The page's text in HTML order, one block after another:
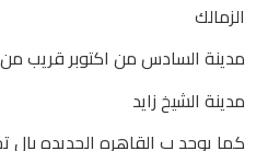
الزمالك
مدينة السادس من اكتوبر قريب
مدينة الشيخ زايد
كما يوجد ب القاهره الجديده